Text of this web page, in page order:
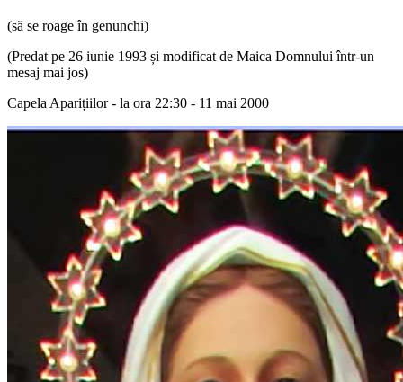
(să se roage în genunchi)
(Predat pe 26 iunie 1993 și modificat de Maica Domnului într-un
mesaj mai jos)
Capela Aparițiilor - la ora 22:30 - 11 mai 2000